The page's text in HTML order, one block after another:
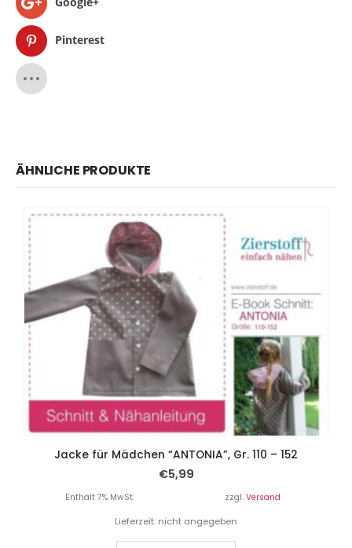
Pinterest
ÄHNLICHE PRODUKTE
Jacke für Mädchen “ANTONIA”, Gr. 110 – 152
€5,99
Enthält 7% MwSt. zzgl. Versand
Lieferzeit: nicht angegeben